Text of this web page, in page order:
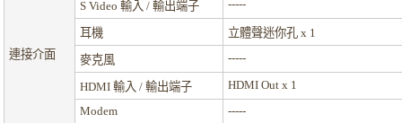
連接介面
S Video 輸入 / 輸出端子 -----
耳機
立體聲迷你孔 x 1
麥克風
-----
HDMI 輸入 / 輸出端子
HDMI Out x 1
Modem
-----